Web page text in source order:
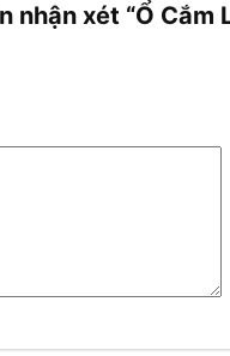
nhận xét “Ổ Cắm